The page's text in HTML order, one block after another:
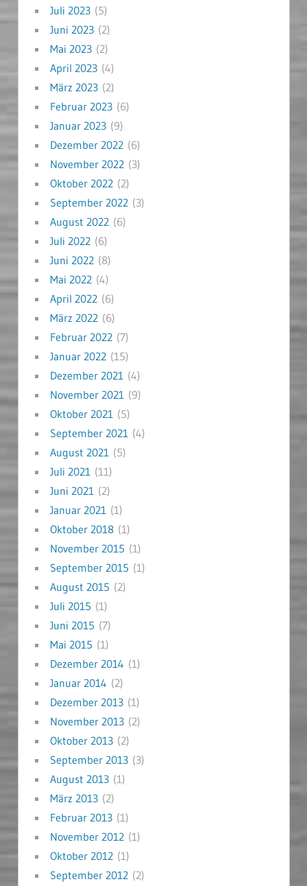
Juli 2023(5)
Juni 2023(2)
Mai 2023(2)
April 2023(4)
März 2023(2)
Februar 2023(6)
Januar 2023(9)
Dezember 2022(6)
November 2022(3)
Oktober 2022(2)
September 2022(3)
August 2022(6)
Juli 2022(6)
Juni 2022(8)
Mai 2022(4)
April 2022(6)
März 2022(6)
Februar 2022(7)
Januar 2022(15)
Dezember 2021(4)
November 2021(9)
Oktober 2021(5)
September 2021(4)
August 2021(5)
Juli 2021(11)
Juni 2021(2)
Januar 2021(1)
Oktober 2018(1)
November 2015 (1)
September 2015 (1)
August 2015 (2)
Juli 2015 (1)
Juni 2015 (7)
Mai 2015 (1)
Dezember 2014 (1)
Januar 2014 (2)
Dezember 2013(1)
November 2013(2)
Oktober 2013(2)
September 2013(3)
August 2013(1)
März 2013(2)
Februar 2013(1)
November 2012(1)
Oktober 2012(1)
September 2012(2)